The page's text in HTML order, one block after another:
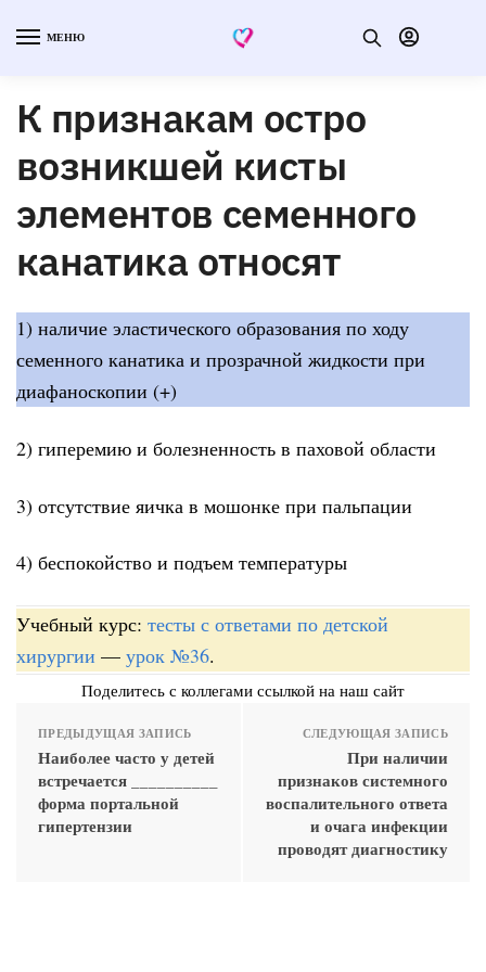
МЕНЮ
К признакам остро
возникшей кисты
элементов семенного
канатика относят
1) наличие эластического образования по ходу
семенного канатика и прозрачной жидкости при
диафаноскопии (+)
2) гиперемию и болезненность в паховой области
3) отсутствие яичка в мошонке при пальпации
4) беспокойство и подъем температуры
Учебный курс: тесты с ответами по детской
хирургии — урок №36.
Поделитесь с коллегами ссылкой на наш сайт
ПРЕДЫДУЩАЯ ЗАПИСЬ
Наиболее часто у детей
встречается __________
форма портальной
гипертензии
СЛЕДУЮЩАЯ ЗАПИСЬ
При наличии
признаков системного
воспалительного ответа
и очага инфекции
проводят диагностику